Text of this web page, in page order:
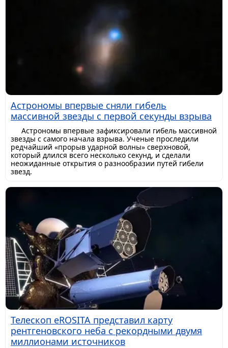
Астрономы впервые сняли гибель
массивной звезды с первой секунды взрыва
Астрономы впервые зафиксировали гибель массивной
звезды с самого начала взрыва. Ученые проследили
редчайший «прорыв ударной волны» сверхновой,
который длился всего несколько секунд, и сделали
неожиданные открытия о разнообразии путей гибели
звезд.
Телескоп eROSITA представил карту
рентгеновского неба с рекордными двумя
миллионами источников